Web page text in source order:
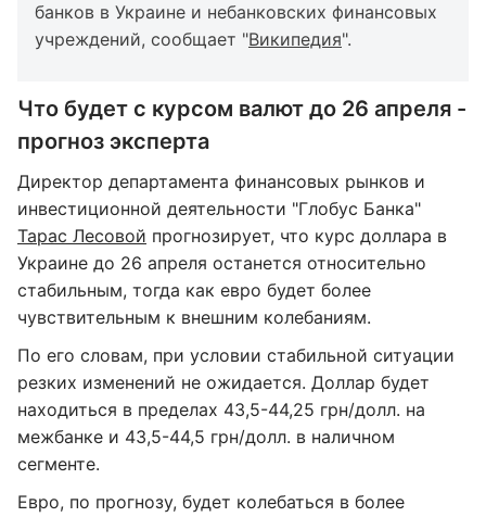
банков в Украине и небанковских финансовых
учреждений, сообщает "Википедия".
Что будет с курсом валют до 26 апреля -
прогноз эксперта
Директор департамента финансовых рынков и
инвестиционной деятельности "Глобус Банка"
Тарас Лесовой прогнозирует, что курс доллара в
Украине до 26 апреля останется относительно
стабильным, тогда как евро будет более
чувствительным к внешним колебаниям.
По его словам, при условии стабильной ситуации
резких изменений не ожидается. Доллар будет
находиться в пределах 43,5-44,25 грн/долл. на
межбанке и 43,5-44,5 грн/долл. в наличном
сегменте.
Евро, по прогнозу, будет колебаться в более